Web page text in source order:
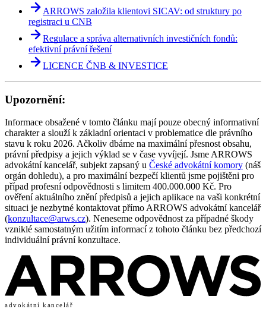
ARROWS založila klientovi SICAV: od struktury po
registraci u CNB
Regulace a správa alternativních investičních fondů:
efektivní právní řešení
LICENCE ČNB & INVESTICE
Upozornění:
Informace obsažené v tomto článku mají pouze obecný informativní
charakter a slouží k základní orientaci v problematice dle právního
stavu k roku 2026. Ačkoliv dbáme na maximální přesnost obsahu,
právní předpisy a jejich výklad se v čase vyvíjejí. Jsme ARROWS
advokátní kancelář, subjekt zapsaný u České advokátní komory (náš
orgán dohledu), a pro maximální bezpečí klientů jsme pojištěni pro
případ profesní odpovědnosti s limitem 400.000.000 Kč. Pro
ověření aktuálního znění předpisů a jejich aplikace na vaši konkrétní
situaci je nezbytné kontaktovat přímo ARROWS advokátní kancelář
(konzultace@arws.cz). Neneseme odpovědnost za případné škody
vzniklé samostatným užitím informací z tohoto článku bez předchozí
individuální právní konzultace.
advokátní kancelář